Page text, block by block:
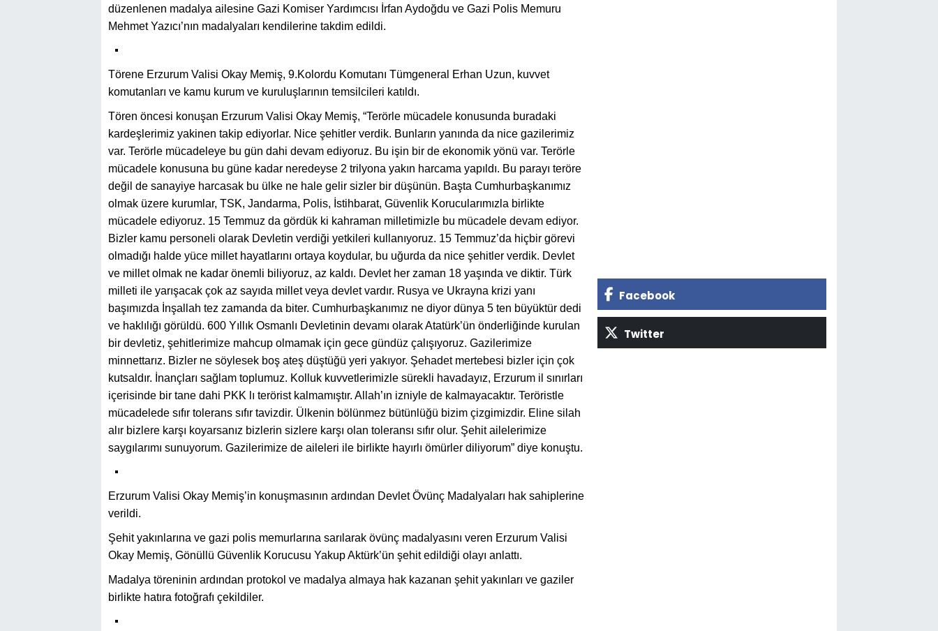
düzenlenen madalya ailesine Gazi Komiser Yardımcısı İrfan Aydoğdu ve Gazi Polis Memuru
Mehmet Yazıcı’nın madalyaları kendilerine takdim edildi.
Törene Erzurum Valisi Okay Memiş, 9.Kolordu Komutanı Tümgeneral Erhan Uzun, kuvvet
komutanları ve kamu kurum ve kuruluşlarının temsilcileri katıldı.
Tören öncesi konuşan Erzurum Valisi Okay Memiş, “Terörle mücadele konusunda buradaki
kardeşlerimiz yakinen takip ediyorlar. Nice şehitler verdik. Bunların yanında da nice gazilerimiz
var. Terörle mücadeleye bu gün dahi devam ediyoruz. Bu işin bir de ekonomik yönü var. Terörle
mücadele konusuna bu güne kadar neredeyse 2 trilyona yakın harcama yapıldı. Bu parayı teröre
değil de sanayiye harcasak bu ülke ne hale gelir sizler bir düşünün. Başta Cumhurbaşkanımız
olmak üzere kurumlar, TSK, Jandarma, Polis, İstihbarat, Güvenlik Korucularımızla birlikte
mücadele ediyoruz. 15 Temmuz da gördük ki kahraman milletimizle bu mücadele devam ediyor.
Bizler kamu personeli olarak Devletin verdiği yetkileri kullanıyoruz. 15 Temmuz’da hiçbir görevi
olmadığı halde yüce millet hayatlarını ortaya koydular, bu uğurda da nice şehitler verdik. Devlet
ve millet olmak ne kadar önemli biliyoruz, az kaldı. Devlet her zaman 18 yaşında ve diktir. Türk
milleti ile yarışacak çok az sayıda millet veya devlet vardır. Rusya ve Ukrayna krizi yanı
başımızda İnşallah tez zamanda da biter. Cumhurbaşkanımız ne diyor dünya 5 ten büyüktür dedi
ve haklılığı görüldü. 600 Yıllık Osmanlı Devletinin devamı olarak Atatürk’ün önderliğinde kurulan
bir devletiz, şehitlerimize mahcup olmamak için gece gündüz çalışıyoruz. Gazilerimize
minnettarız. Bizler ne söylesek boş ateş düştüğü yeri yakıyor. Şehadet mertebesi bizler için çok
kutsaldır. İnançları sağlam toplumuz. Kolluk kuvvetlerimizle sürekli havadayız, Erzurum il sınırları
içerisinde bir tane dahi PKK lı terörist kalmamıştır. Allah’ın izniyle de kalmayacaktır. Teröristle
mücadelede sıfır tolerans sıfır tavizdir. Ülkenin bölünmez bütünlüğü bizim çizgimizdir. Eline silah
alır bizlere karşı koyarsanız bizlerin sizlere karşı olan toleransı sıfır olur. Şehit ailelerimize
saygılarımı sunuyorum. Gazilerimize de aileleri ile birlikte hayırlı ömürler diliyorum” diye konuştu.
Erzurum Valisi Okay Memiş’in konuşmasının ardından Devlet Övünç Madalyaları hak sahiplerine
verildi.
Şehit yakınlarına ve gazi polis memurlarına sarılarak övünç madalyasını veren Erzurum Valisi
Okay Memiş, Gönüllü Güvenlik Korucusu Yakup Aktürk’ün şehit edildiği olayı anlattı.
Madalya töreninin ardından protokol ve madalya almaya hak kazanan şehit yakınları ve gaziler
birlikte hatıra fotoğrafı çekildiler.
Facebook
Twitter